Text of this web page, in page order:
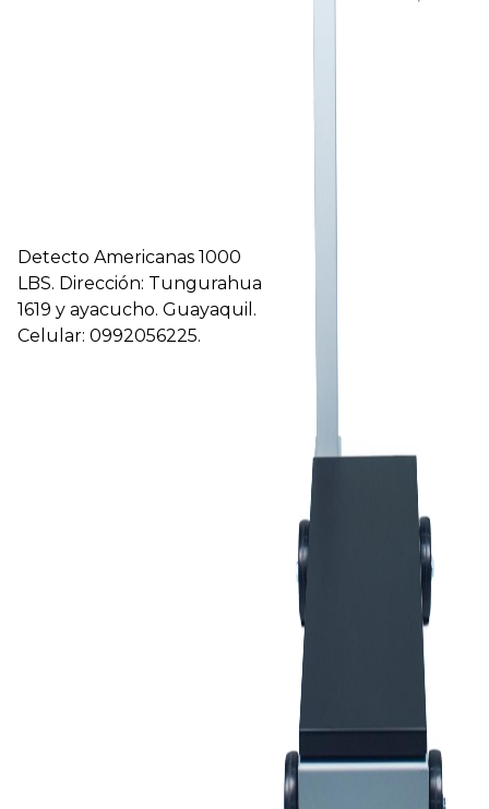
Detecto Americanas 1000
LBS. Dirección: Tungurahua
1619 y ayacucho. Guayaquil.
Celular: 0992056225.